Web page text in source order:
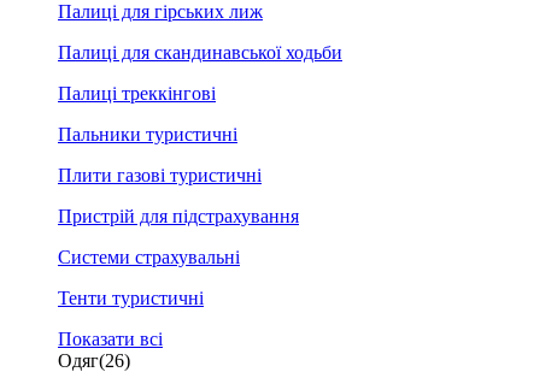
Палиці для гірських лиж
Палиці для скандинавської ходьби
Палиці треккінгові
Пальники туристичні
Плити газові туристичні
Пристрій для підстрахування
Системи страхувальні
Тенти туристичні
Показати всі
Одяг(26)